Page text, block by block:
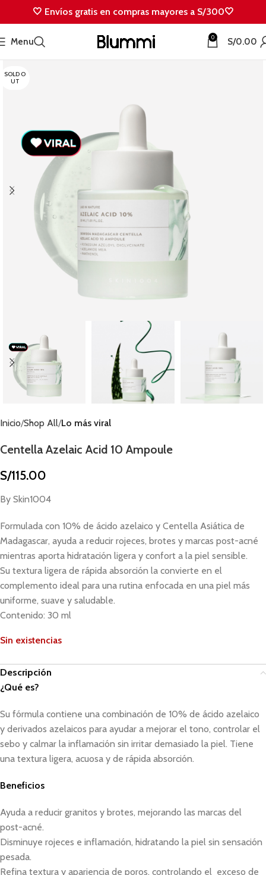
🤍 Envíos gratis en compras mayores a S/300🤍
Menu 0 S/0.00
SOLD O
UT
Inicio Shop All Lo más viral
Centella Azelaic Acid 10 Ampoule
S/115.00
By Skin1004
Formulada con 10% de ácido azelaico y Centella Asiática de
Madagascar, ayuda a reducir rojeces, brotes y marcas post-acné
mientras aporta hidratación ligera y confort a la piel sensible.
Su textura ligera de rápida absorción la convierte en el
complemento ideal para una rutina enfocada en una piel más
uniforme, suave y saludable.
Contenido: 30 ml
Sin existencias
Descripción
¿Qué es?
Su fórmula contiene una combinación de 10% de ácido azelaico
y derivados azelaicos para ayudar a mejorar el tono, controlar el
sebo y calmar la inflamación sin irritar demasiado la piel. Tiene
una textura ligera, acuosa y de rápida absorción.
Beneficios
Ayuda a reducir granitos y brotes, mejorando las marcas del
post-acné.
Disminuye rojeces e inflamación, hidratando la piel sin sensación
pesada.
Refina textura y apariencia de poros, controlando el exceso de